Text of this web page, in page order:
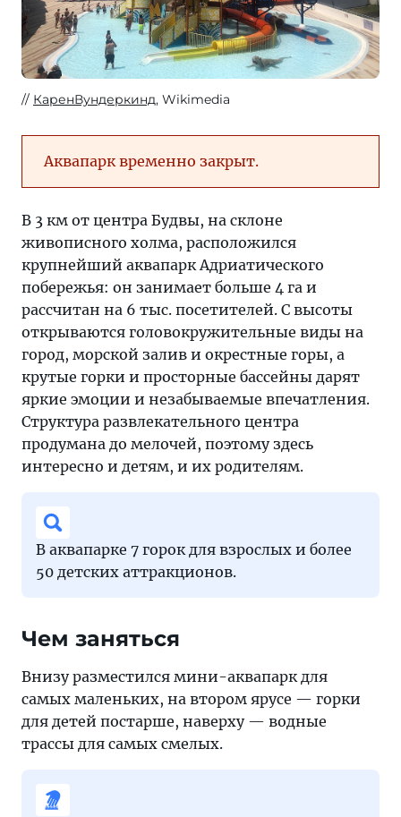
КаренВундеркинд, Wikimedia
Аквапарк временно закрыт.
В 3 км от центра Будвы, на склоне
живописного холма, расположился
крупнейший аквапарк Адриатического
побережья: он занимает больше 4 га и
рассчитан на 6 тыс. посетителей. С высоты
открываются головокружительные виды на
город, морской залив и окрестные горы, а
крутые горки и просторные бассейны дарят
яркие эмоции и незабываемые впечатления.
Структура развлекательного центра
продумана до мелочей, поэтому здесь
интересно и детям, и их родителям.
В аквапарке 7 горок для взрослых и более
50 детских аттракционов.
Чем заняться
Внизу разместился мини-аквапарк для
самых маленьких, на втором ярусе — горки
для детей постарше, наверху — водные
трассы для самых смелых.